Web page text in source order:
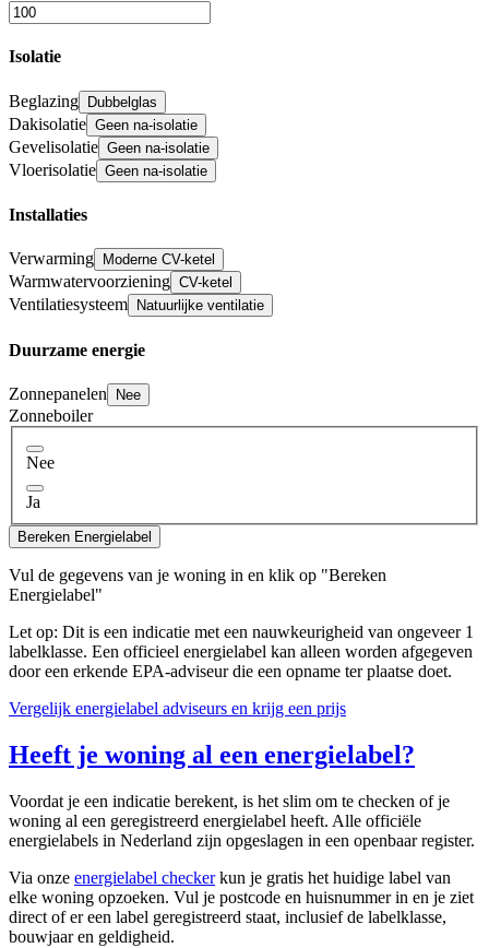
Isolatie
Beglazing Dubbelglas
Dakisolatie Geen na-isolatie
Gevelisolatie Geen na-isolatie
Vloerisolatie Geen na-isolatie
Installaties
Verwarming Moderne CV-ketel
Warmwatervoorziening CV-ketel
Ventilatiesysteem Natuurlijke ventilatie
Duurzame energie
Zonnepanelen Nee
Zonneboiler
Nee
Ja
Bereken Energielabel
Vul de gegevens van je woning in en klik op "Bereken
Energielabel"
Let op: Dit is een indicatie met een nauwkeurigheid van ongeveer 1
labelklasse. Een officieel energielabel kan alleen worden afgegeven
door een erkende EPA-adviseur die een opname ter plaatse doet.
Vergelijk energielabel adviseurs en krijg een prijs
Heeft je woning al een energielabel?
Voordat je een indicatie berekent, is het slim om te checken of je
woning al een geregistreerd energielabel heeft. Alle officiële
energielabels in Nederland zijn opgeslagen in een openbaar register.
Via onze energielabel checkerkun je gratis het huidige label van
elke woning opzoeken. Vul je postcode en huisnummer in en je ziet
direct of er een label geregistreerd staat, inclusief de labelklasse,
bouwjaar en geldigheid.